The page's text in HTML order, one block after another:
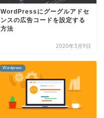
WordPressにグーグルアドセ
ンスの広告コードを設定する
方法
2020年3月9日
Wordpress